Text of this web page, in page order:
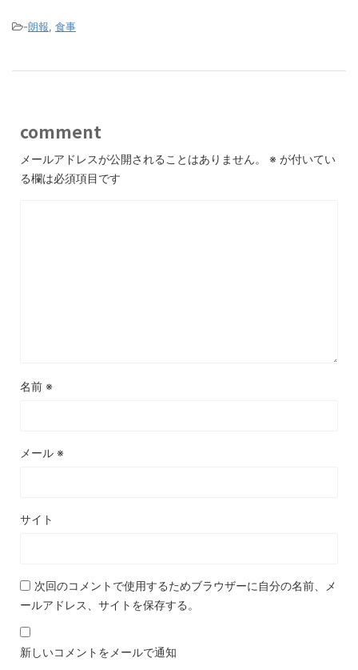
-朗報, 食事
comment
メールアドレスが公開されることはありません。 ※ が付いてい
る欄は必須項目です
名前 ※
メール ※
サイト
次回のコメントで使用するためブラウザーに自分の名前、メ
ールアドレス、サイトを保存する。
新しいコメントをメールで通知